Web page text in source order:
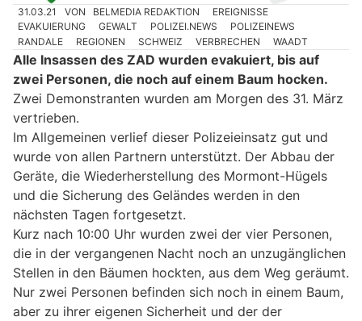
31.03.21 VON BELMEDIA REDAKTION
EREIGNISSE
EVAKUIERUNG
GEWALT POLIZEI.NEWS
POLIZEINEWS
RANDALE
REGIONEN SCHWEIZ VERBRECHEN WAADT
Alle Insassen des ZAD wurden evakuiert, bis auf
zwei Personen, die noch auf einem Baum hocken.
Zwei Demonstranten wurden am Morgen des 31. März
vertrieben.
Im Allgemeinen verlief dieser Polizeieinsatz gut und
wurde von allen Partnern unterstützt. Der Abbau der
Geräte, die Wiederherstellung des Mormont-Hügels
und die Sicherung des Geländes werden in den
nächsten Tagen fortgesetzt.
Kurz nach 10:00 Uhr wurden zwei der vier Personen,
die in der vergangenen Nacht noch an unzugänglichen
Stellen in den Bäumen hockten, aus dem Weg geräumt.
Nur zwei Personen befinden sich noch in einem Baum,
aber zu ihrer eigenen Sicherheit und der der